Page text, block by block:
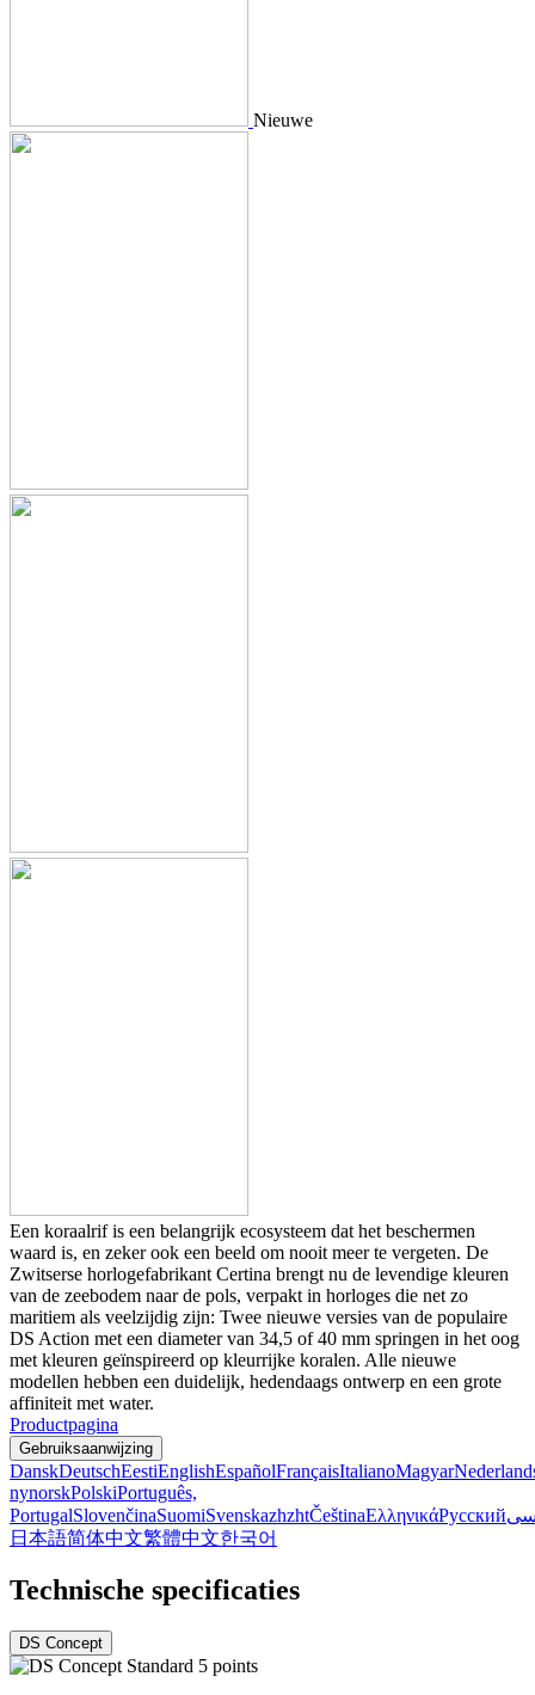
Nieuwe
Een koraalrif is een belangrijk ecosysteem dat het beschermen
waard is, en zeker ook een beeld om nooit meer te vergeten. De
Zwitserse horlogefabrikant Certina brengt nu de levendige kleuren
van de zeebodem naar de pols, verpakt in horloges die net zo
maritiem als veelzijdig zijn: Twee nieuwe versies van de populaire
DS Action met een diameter van 34,5 of 40 mm springen in het oog
met kleuren geïnspireerd op kleurrijke koralen. Alle nieuwe
modellen hebben een duidelijk, hedendaags ontwerp en een grote
affiniteit met water.
Productpagina
Gebruiksaanwijzing
DanskDeutschEestiEnglishEspañolFrançaisItalianoMagyar
nynorskPolskiPortuguês,
PortugalSlovenčinaSuomiSvenskazhzhtČeštinaΕλληνικάРусский
日本語简体中文繁體中文한국어
Technische specificaties
DS Concept